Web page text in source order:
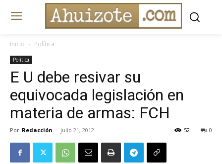
Inicio Política
Política
E U debe resivar su
equivocada legislación en
materia de armas: FCH
Por Redacción - julio 21, 2012 0
52